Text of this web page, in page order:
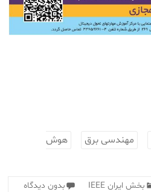
مهندسی برق
هوش
بخش ایران IEEE بدون دیدگاه